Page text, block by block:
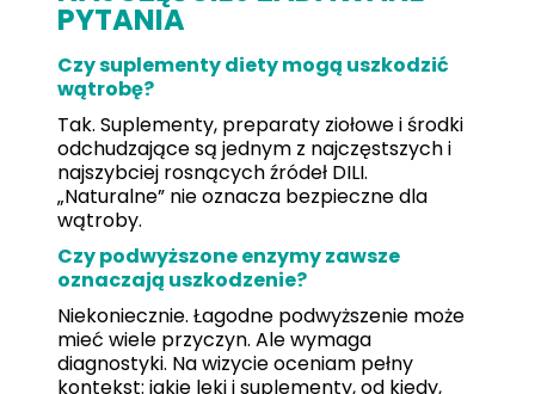
PYTANIA
Czy suplementy diety mogą uszkodzić
wątrobę?
Tak. Suplementy, preparaty ziołowe i środki
odchudzające są jednym z najczęstszych i
najszybciej rosnących źródeł DILI.
„Naturalne” nie oznacza bezpieczne dla
wątroby.
Czy podwyższone enzymy zawsze
oznaczają uszkodzenie?
Niekoniecznie. Łagodne podwyższenie może
mieć wiele przyczyn. Ale wymaga
diagnostyki. Na wizycie oceniam pełny
kontekst: jakie leki i suplementy, od kiedy,